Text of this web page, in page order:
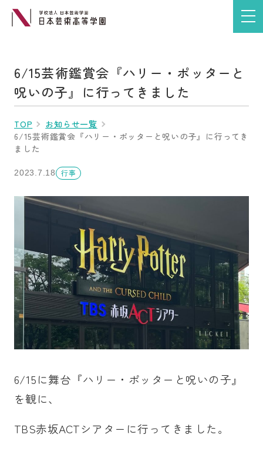
6/15芸術鑑賞会『ハリー・ポッターと
呪いの子』に行ってきました
TOP
お知らせ一覧
6/15芸術鑑賞会『ハリー・ポッターと呪いの子』に行ってき
ました
2023.7.18 行事
6/15に舞台『ハリー・ポッターと呪いの子』
を観に、
TBS赤坂ACTシアターに行ってきました。